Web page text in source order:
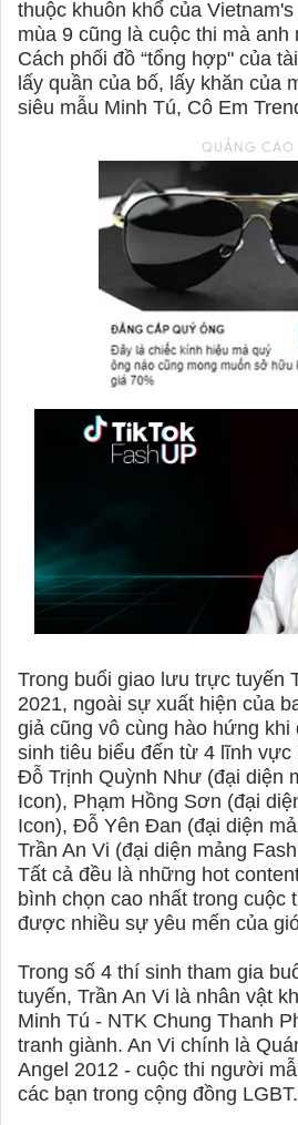
thuộc khuôn khổ của Vietnam's
mùa 9 cũng là cuộc thi mà anh
Cách phối đồ “tổng hợp" của
lấy quần của bố, lấy khăn của
siêu mẫu Minh Tú, Cô Em
Trong buổi giao lưu trực tuyến
2021, ngoài sự xuất hiện của
giả cũng vô cùng hào hứng
sinh tiêu biểu đến từ 4 lĩnh vực
Đỗ Trịnh Quỳnh Như (đại diện
Icon), Phạm Hồng Sơn (đại
Icon), Đỗ Yên Đan (đại diện
Trần An Vi (đại diện mảng
Tất cả đều là những hot
bình chọn cao nhất trong cuộc
được nhiều sự yêu mến của
Trong số 4 thí sinh tham gia
tuyến, Trần An Vi là nhân vật
Minh Tú - NTK Chung Thanh
tranh giành. An Vi chính là
Angel 2012 - cuộc thi người
các bạn trong cộng đồng LGBT.